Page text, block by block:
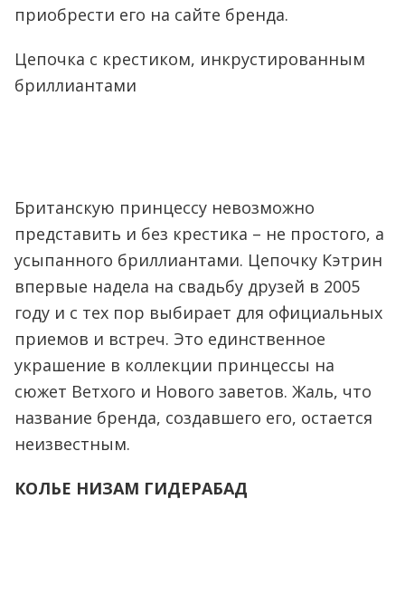
приобрести его на сайте бренда.
Цепочка с крестиком, инкрустированным
бриллиантами
Британскую принцессу невозможно
представить и без крестика – не простого, а
усыпанного бриллиантами. Цепочку Кэтрин
впервые надела на свадьбу друзей в 2005
году и с тех пор выбирает для официальных
приемов и встреч. Это единственное
украшение в коллекции принцессы на
сюжет Ветхого и Нового заветов. Жаль, что
название бренда, создавшего его, остается
неизвестным.
КОЛЬЕ НИЗАМ ГИДЕРАБАД